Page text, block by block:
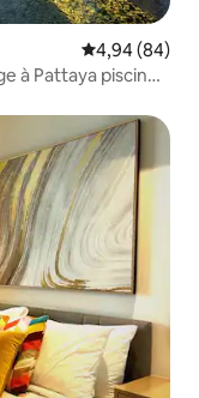
Évaluation
4,94 (84)
à Pattaya piscine